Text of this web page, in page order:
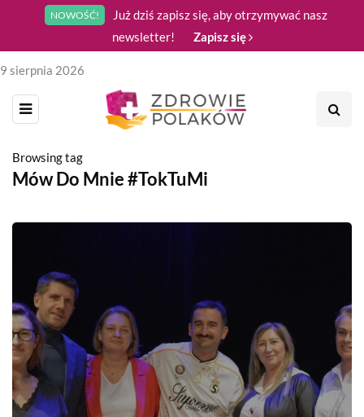
NOWOŚĆ!
Już dziś zapisz się, aby otrzymywać nasz
newsletter!
Zapisz się
9 sierpnia 2026
Browsing tag
Mów Do Mnie #TokTuMi